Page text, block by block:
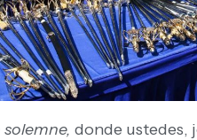
donde ustedes,